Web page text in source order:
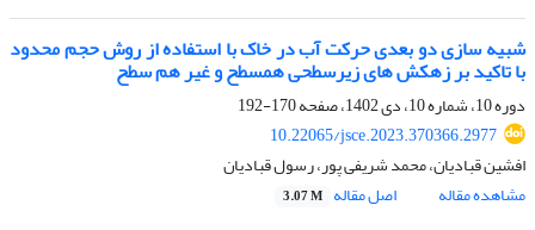
شبیه سازی دو بعدی حرکت آب در خاک با استفاده از روش حجم محدود
با تاکید بر زهکش های زیرسطحی همسطح و غیر هم سطح
دوره 10، شماره 10، دی 1402، صفحه
170-192
10.22065/jsce.2023.370366.2977
افشین قبادیان، محمد شریفی پور، رسول قبادیان
مشاهده مقاله
اصل مقاله 3.07 M